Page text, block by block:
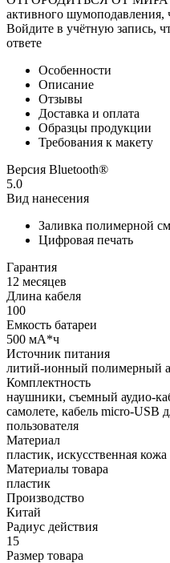
активного шумоподавления,
Войдите в учётную запись,
ответе
Особенности
Описание
Отзывы
Доставка и оплата
Образцы продукции
Требования к макету
Версия Bluetooth®
5.0
Вид нанесения
Заливка полимерной
Цифровая печать
Гарантия
12 месяцев
Длина кабеля
100
Емкость батареи
500 мА*ч
Источник питания
литий-ионный полимерный
Комплектность
наушники, съемный аудио-
самолете, кабель micro-USB
пользователя
Материал
пластик, искусственная кожа
Материалы товара
пластик
Производство
Китай
Радиус действия
15
Размер товара